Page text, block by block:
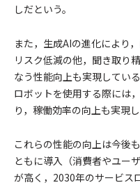
しだという。
また，生成AIの進化により
リスク低減の他，聞き取り
なう性能向上も実現してい
ロボットを使用する際には
り，稼働効率の向上も実現し
これらの性能の向上は今後
ともに導入（消費者やユー
が高く，2030年のサービス